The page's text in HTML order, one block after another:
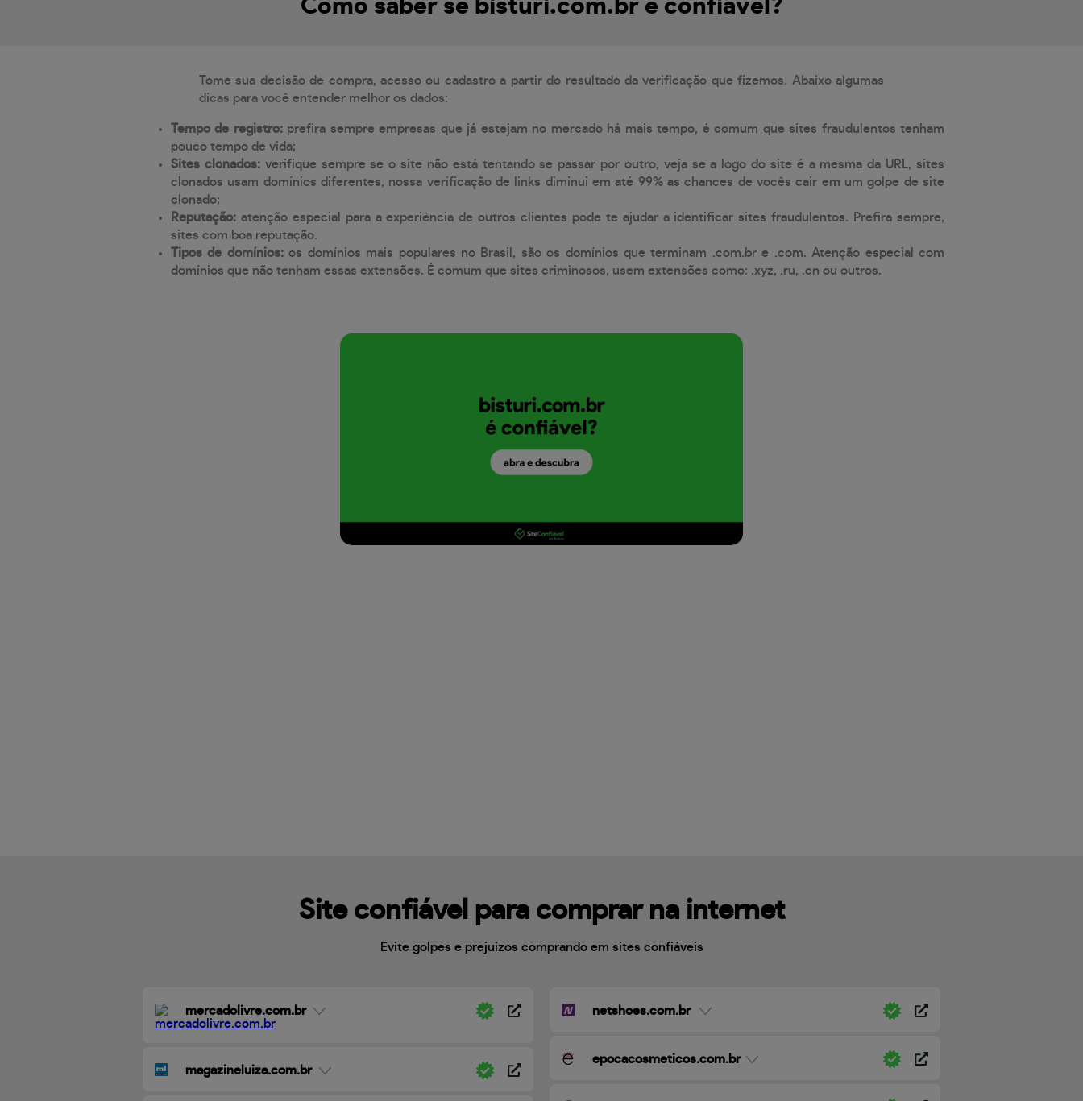
Como saber se bisturi.com.br é confiável?
Tome sua decisão de compra, acesso ou cadastro a partir do resultado da verificação que fizemos. Abaixo algumas
dicas para você entender melhor os dados:
Tempo de registro: prefira sempre empresas que já estejam no mercado há mais tempo, é comum que sites fraudulentos tenham
pouco tempo de vida;
Sites clonados: verifique sempre se o site não está tentando se passar por outro, veja se a logo do site é a mesma da URL, sites
clonados usam domínios diferentes, nossa verificação de links diminui em até 99% as chances de vocês cair em um golpe de site
clonado;
Reputação: atenção especial para a experiência de outros clientes pode te ajudar a identificar sites fraudulentos. Prefira sempre,
sites com boa reputação.
Tipos de domínios:os domínios mais populares no Brasil, são os domínios que terminam .com.br e .com. Atenção especial com
domínios que não tenham essas extensões. É comum que sites criminosos, usem extensões como: .xyz, .ru, .cn ou outros.
Site confiável para comprar na internet
Evite golpes e prejuízos comprando em sites confiáveis
mercadolivre.com.br
magazineluiza.com.br
netshoes.com.br
epocacosmeticos.com.br